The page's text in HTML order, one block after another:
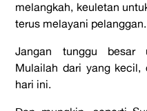
melangkah, keuletan
terus melayani pelanggan.
Jangan tunggu besar
Mulailah dari yang kecil,
hari ini.